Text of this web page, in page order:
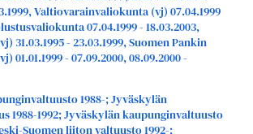
Valtiovarainvaliokunta (vj) 07.04.1999
07.04.1999 - 18.03.2003,
31.03.1995 - 23.03.1999, Suomen Pankin
01.01.1999 - 07.09.2000, 08.09.2000 -
1988-; Jyväskylän
1988-1992; Jyväskylän kaupunginvaltuusto
Suomen liiton valtuusto 1992-;